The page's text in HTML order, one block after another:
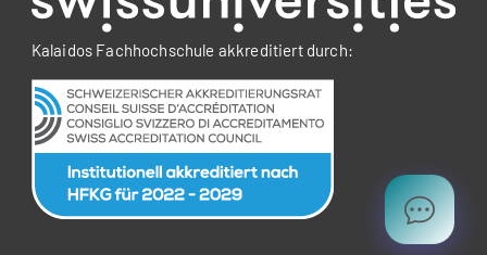
Kalaidos Fachhochschule akkreditiert durch: